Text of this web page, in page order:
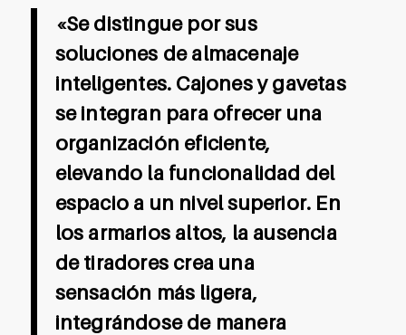
«Se distingue por sus
soluciones de almacenaje
inteligentes. Cajones y gavetas
se integran para ofrecer una
organización eficiente,
elevando la funcionalidad del
espacio a un nivel superior. En
los armarios altos, la ausencia
de tiradores crea una
sensación más ligera,
integrándose de manera